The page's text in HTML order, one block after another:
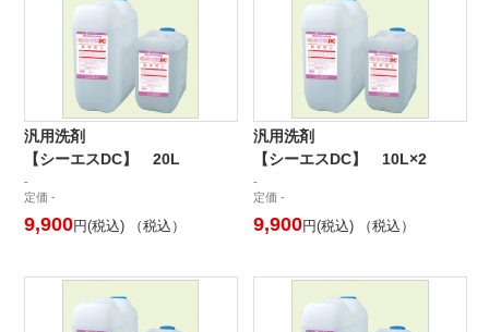
汎用洗剤
【シーエスDC】 20L
-
定価 -
9,900円(税込) （税込）
汎用洗剤
【シーエスDC】 10L×2
-
定価 -
9,900円(税込) （税込）